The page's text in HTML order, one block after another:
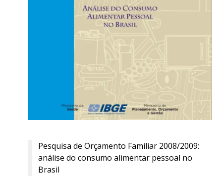
Pesquisa de Orçamento Familiar 2008/2009:
análise do consumo alimentar pessoal no
Brasil